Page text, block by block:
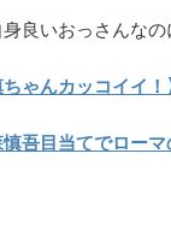
良いおっさんな
ちゃんカッコイイ
吾目当てでロー